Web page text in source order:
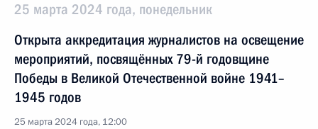
25 марта 2024 года, понедельник
Открыта аккредитация журналистов на освещение
мероприятий, посвящённых 79-й годовщине
Победы в Великой Отечественной войне 1941–
1945 годов
25 марта 2024 года, 12:00